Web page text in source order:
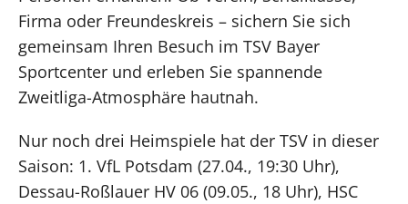
Firma oder Freundeskreis – sichern Sie sich
gemeinsam Ihren Besuch im TSV Bayer
Sportcenter und erleben Sie spannende
Zweitliga-Atmosphäre hautnah.
Nur noch drei Heimspiele hat der TSV in dieser
Saison: 1. VfL Potsdam (27.04., 19:30 Uhr),
Dessau-Roßlauer HV 06 (09.05., 18 Uhr), HSC